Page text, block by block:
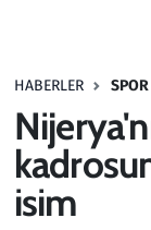
HABERLER SPOR
isim
Haber
Kültür
Kurumsal